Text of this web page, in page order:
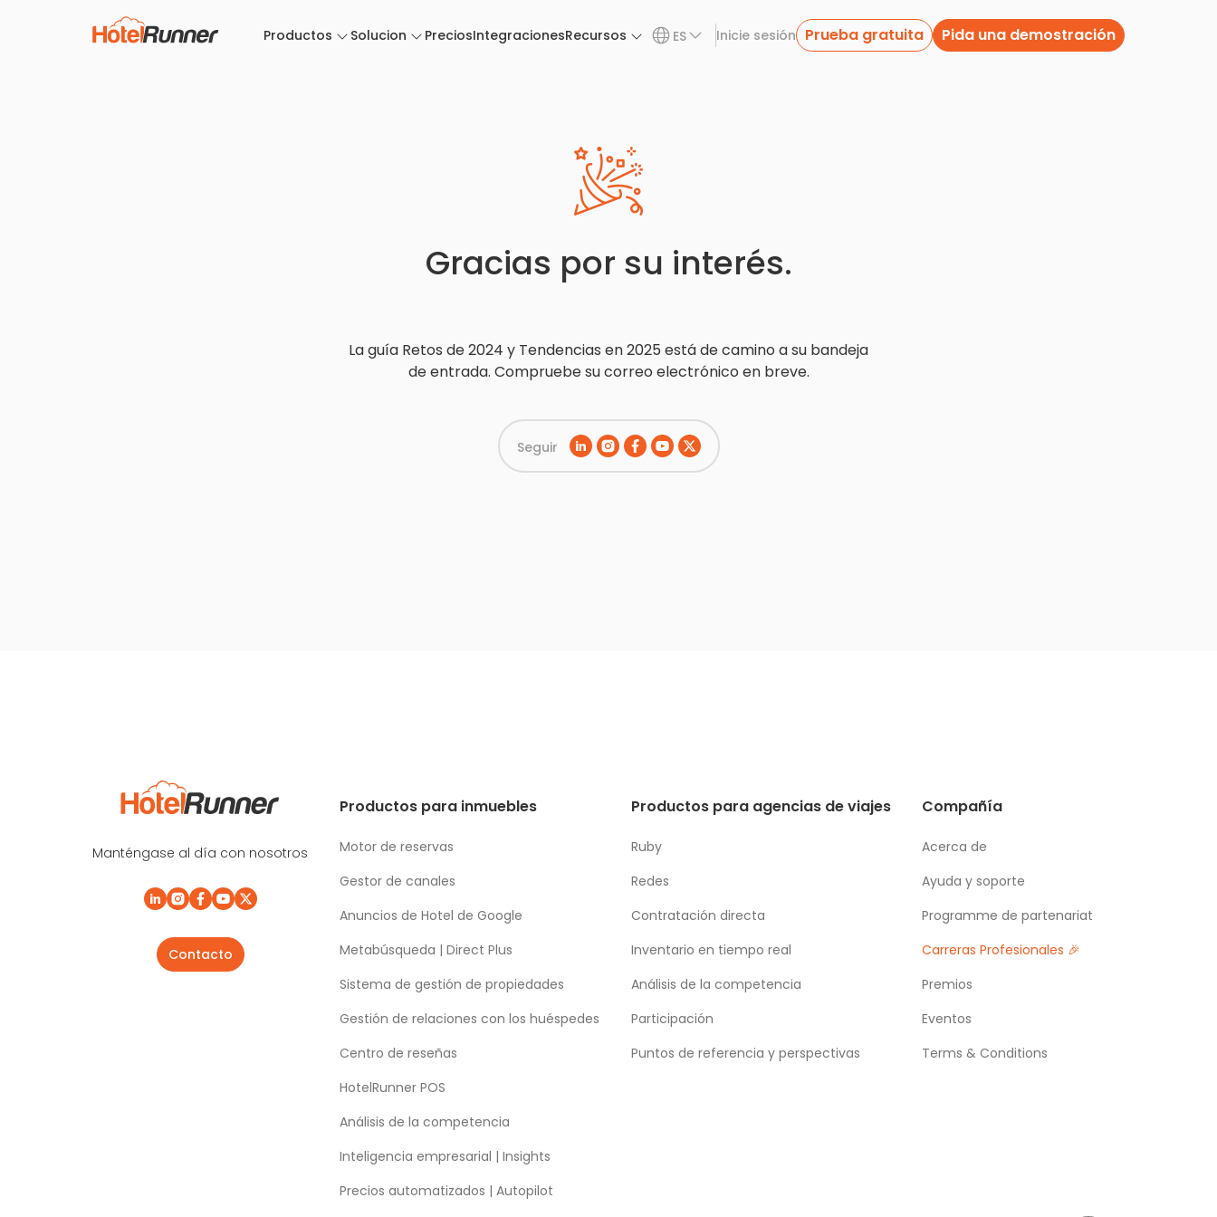
Productos Solucion PreciosIntegracionesRecursos ES Inicie sesión Prueba gratuita Pida una demostración
Gracias por su interés.
La guía Retos de 2024 y Tendencias en 2025 está de camino a su bandeja
de entrada. Compruebe su correo electrónico en breve.
Seguir
Manténgase al día con nosotros
Contacto
Productos para inmuebles
Motor de reservas
Gestor de canales
Anuncios de Hotel de Google
Metabúsqueda | Direct Plus
Sistema de gestión de propiedades
Gestión de relaciones con los huéspedes
Centro de reseñas
HotelRunner POS
Análisis de la competencia
Inteligencia empresarial | Insights
Precios automatizados | Autopilot
Productos para agencias de viajes
Ruby
Redes
Contratación directa
Inventario en tiempo real
Análisis de la competencia
Participación
Puntos de referencia y perspectivas
Compañía
Acerca de
Ayuda y soporte
Programme de partenariat
Carreras Profesionales 🎉
Premios
Eventos
Terms & Conditions